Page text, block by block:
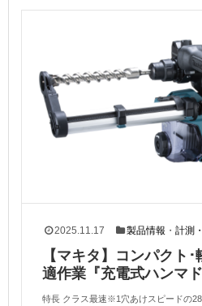
2025.11.17 製品情報 ・計測
【マキタ】コンパクト
適作業『充電式ハンマ
特長 クラス最速※1穴あけスピードの